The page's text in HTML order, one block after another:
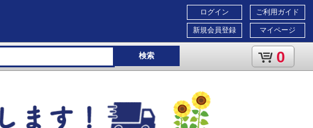
ご利用ガイド
マイページ
ログイン
新規会員登録
検索 0